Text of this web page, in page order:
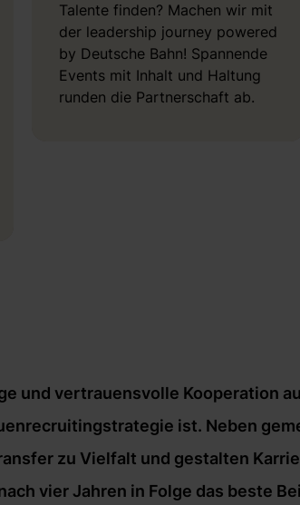
Talente finden? Machen wir mit
der leadership journey powered
by Deutsche Bahn! Spannende
Events mit Inhalt und Haltung
runden die Partnerschaft ab.
und vertrauensvolle Kooperation
ist. Neben
zu Vielfalt und gestalten
vier Jahren in Folge das beste